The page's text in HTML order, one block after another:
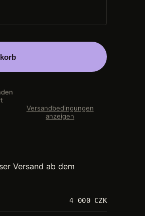
Versandbedingungen
anzeigen
Versand ab dem
4 000 CZK